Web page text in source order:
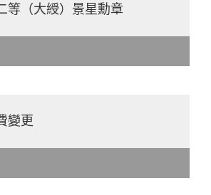
等（大綬）景星勳章
變更